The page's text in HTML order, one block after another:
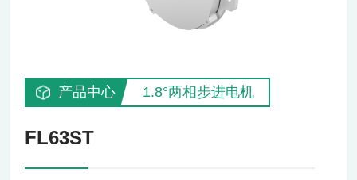
产品中心 1.8°两相步进电机
FL63ST